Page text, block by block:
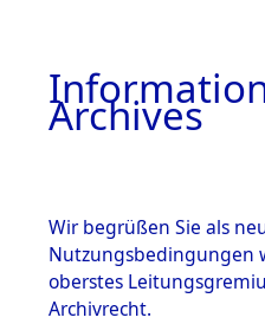
Archives
Wir begrüßen Sie als
Nutzungsbedingungen
oberstes
Archivrecht.